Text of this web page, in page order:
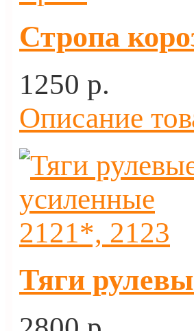
Стропа
1250 p.
Описание
Тяги